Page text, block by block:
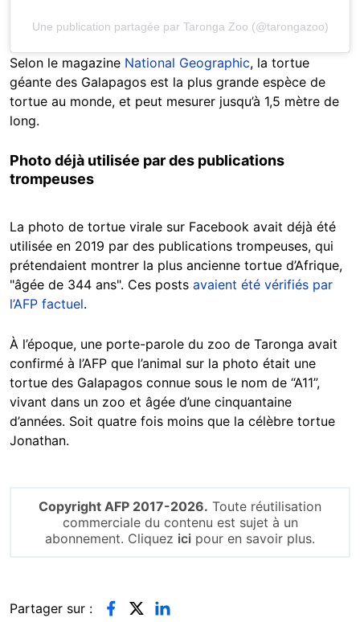
Une publication partagée par Taronga Zoo (@tarongazoo)
Selon le magazine National Geographic, la tortue
géante des Galapagos est la plus grande espèce de
tortue au monde, et peut mesurer jusqu’à 1,5 mètre de
long.
Photo déjà utilisée par des publications
trompeuses
La photo de tortue virale sur Facebook avait déjà été
utilisée en 2019 par des publications trompeuses, qui
prétendaient montrer la plus ancienne tortue d’Afrique,
"âgée de 344 ans". Ces posts avaient été vérifiés par
l’AFP factuel.
À l’époque, une porte-parole du zoo de Taronga avait
confirmé à l’AFP que l’animal sur la photo était une
tortue des Galapagos connue sous le nom de “A11”,
vivant dans un zoo et âgée d’une cinquantaine
d’années. Soit quatre fois moins que la célèbre tortue
Jonathan.
Copyright AFP 2017-2026. Toute réutilisation
commerciale du contenu est sujet à un
abonnement. Cliquez ici pour en savoir plus.
Partager sur :